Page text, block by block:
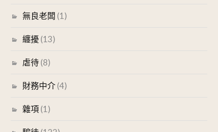
無良老闆 (1)
纏擾 (13)
虐待(8)
財務中介(4)
雜項(1)